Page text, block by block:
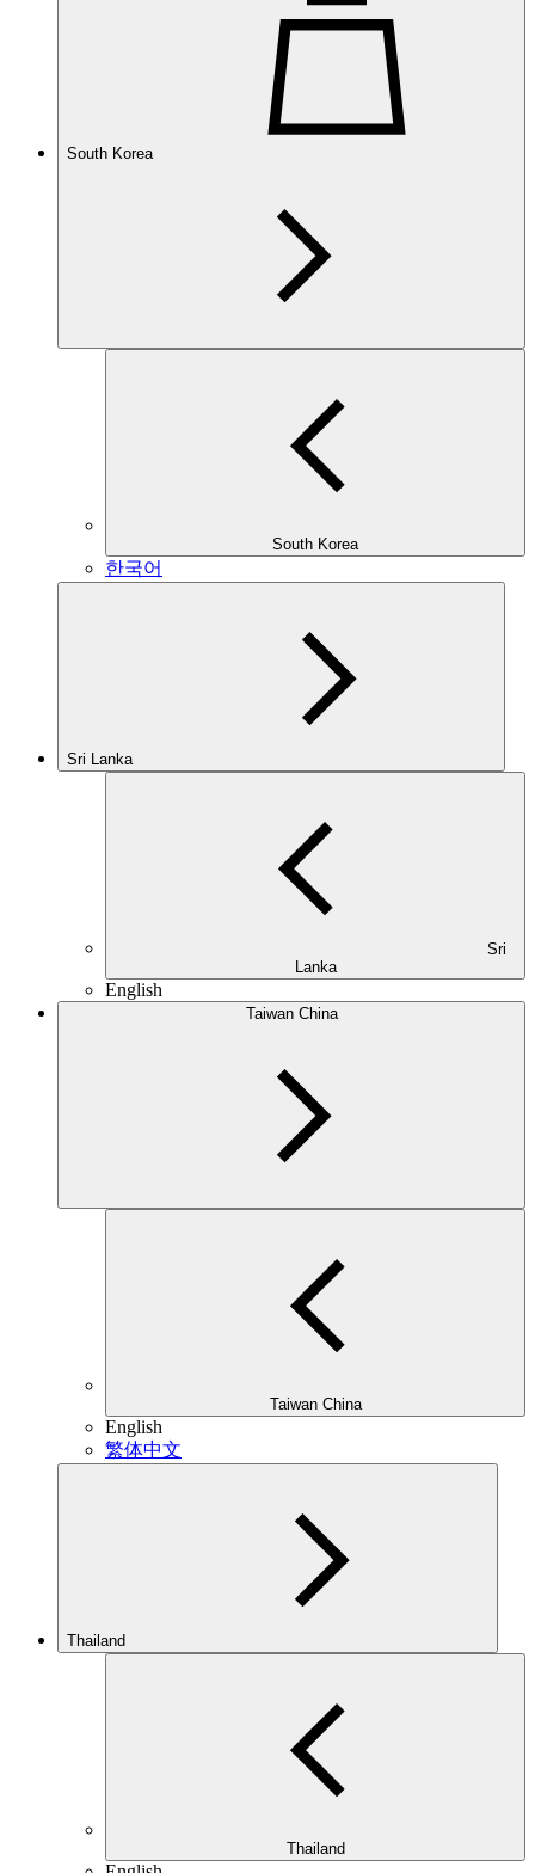
South Korea
South Korea
한국어
Sri Lanka
Lanka
English
Taiwan China
Taiwan China
English
繁体中文
Thailand
Thailand